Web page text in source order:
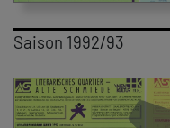
Saison 1992/93